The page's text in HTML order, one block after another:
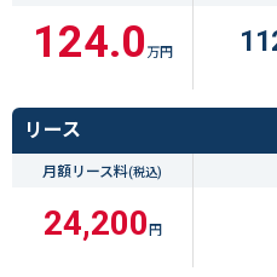
124.0 万円
リース
月額リース料(税込)
24,200 円